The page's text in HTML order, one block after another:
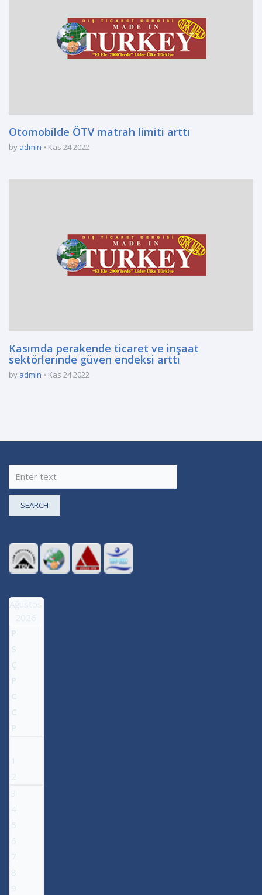
Otomobilde ÖTV matrah limiti arttı
by admin Kas 24 2022
Kasımda perakende ticaret ve inşaat
sektörlerinde güven endeksi arttı
by admin Kas 24 2022
SEARCH
Ağustos
2026
P
S
Ç
P
C
C
P
1
2
3
4
5
6
7
8
9